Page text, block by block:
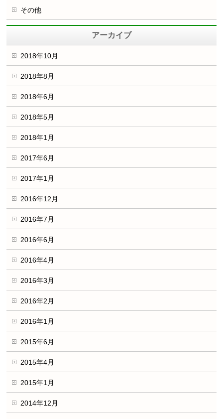
その他
アーカイブ
2018年10月
2018年8月
2018年6月
2018年5月
2018年1月
2017年6月
2017年1月
2016年12月
2016年7月
2016年6月
2016年4月
2016年3月
2016年2月
2016年1月
2015年6月
2015年4月
2015年1月
2014年12月